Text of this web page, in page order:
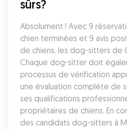
sûrs?
Absolument ! Avec 9
chien terminées et 9 avis
de chiens, les dog-sitters de
Chaque dog-sitter doit
processus de vérification
une évaluation complète de
ses qualifications
propriétaires de chiens. En
des candidats dog-sitters à